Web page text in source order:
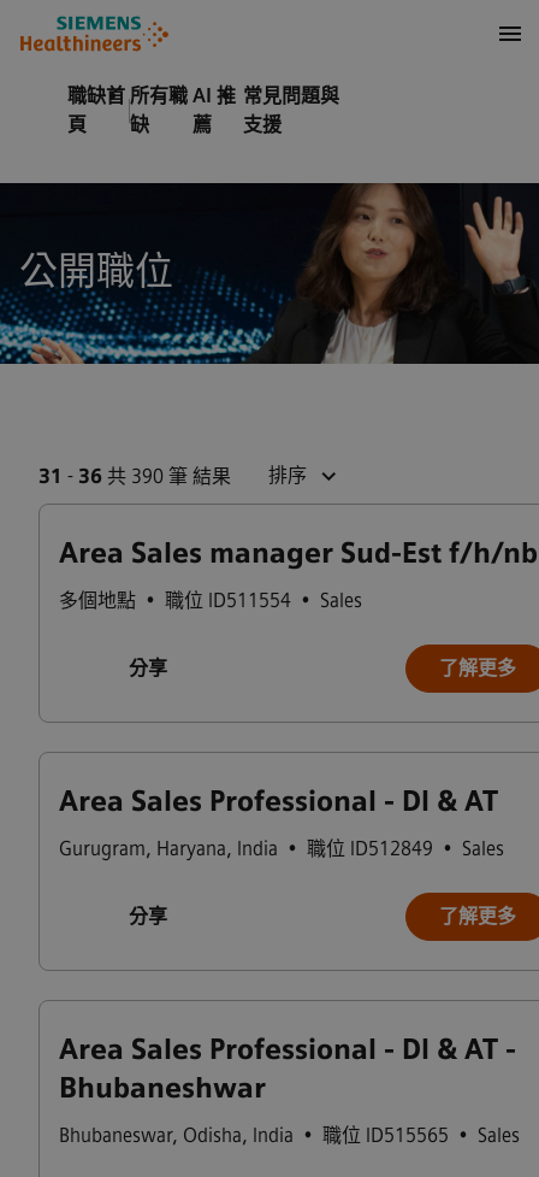
職缺首
頁
所有職
缺
AI 推
薦
常見問題與
支援
公開職位
31 - 36 共 390 筆 結果 排序
Area Sales manager Sud-Est f/h/nb
多個地點 • 職位 ID511554 • Sales
分享 了解更多
Area Sales Professional - DI & AT
Gurugram, Haryana, India • 職位 ID512849 • Sales
分享 了解更多
Area Sales Professional - DI & AT -
Bhubaneshwar
Bhubaneswar, Odisha, India • 職位 ID515565 • Sales